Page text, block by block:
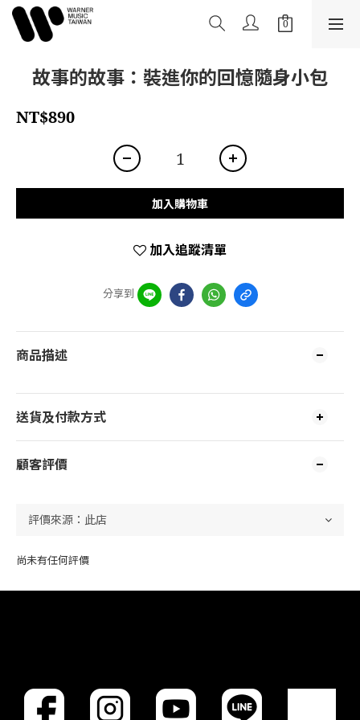
故事的故事：裝進你的回憶隨身小包
NT$890
加入購物車
加入追蹤清單
分享到
商品描述
送貨及付款方式
顧客評價
尚未有任何評價